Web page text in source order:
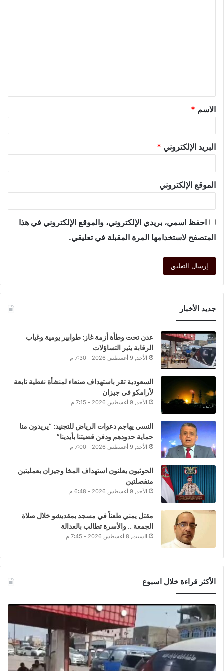
الاسم *
البريد الإلكتروني *
الموقع الإلكتروني
احفظ اسمي، بريدي الإلكتروني، والموقع الإلكتروني في هذا
المتصفح لاستخدامها المرة المقبلة في تعليقي.
جديد الأخبار
عدن تحت وطأة أزمة غاز: طوابير يومية وغياب
الرقابة يثير التساؤلات
الأحد, 9 أغسطس 2026 - 7:30 م
السعودية تقر باستهداف صنعاء لمنشأة نفطية تابعة
لأرامكو في جيزان
الأحد, 9 أغسطس 2026 - 7:15 م
النسي يهاجم دعوات الرياض للتجنيد: “يريدون منا
حماية حدودهم ودفن قضيتنا بأيدينا”
الأحد, 9 أغسطس 2026 - 7:00 م
الحوثيون يعلنون استهداف المخا وجيزان بعمليتين
منفصلتين
الأحد, 9 أغسطس 2026 - 6:48 م
مقتل يمني طعناً في مسجد بمقديشو خلال صلاة
الجمعة .. والأسرة تطالب بالعدالة
السبت, 8 أغسطس 2026 - 7:45 م
الأكثر قراءة خلال اسبوع